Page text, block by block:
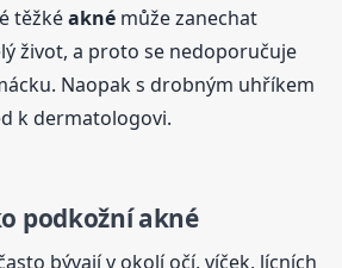
těžkéakné může zanechat
život, a proto se nedoporučuje
Naopak s drobným uhříkem
k dermatologovi.
podkožníakné
bývají v okolí očí, víček, lícních